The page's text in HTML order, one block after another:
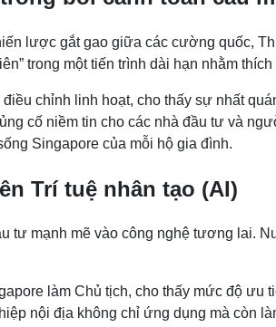
lược gắt gao giữa các cường quốc,
trong một tiến trình dài hạn nhằm
chỉnh linh hoạt, cho thấy sự nhất
cố niềm tin cho các nhà đầu tư và
Singapore của mỗi hộ gia đình.
Trí tuệ nhân tạo (AI)
tư mạnh mẽ vào công nghệ tương lai.
làm Chủ tịch, cho thấy mức độ ưu
nội địa không chỉ ứng dụng mà còn